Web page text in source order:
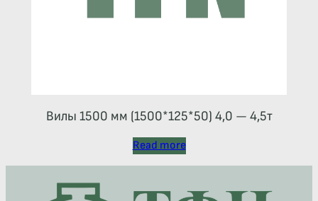
Вилы 1500 мм (1500*125*50) 4,0 — 4,5т
Read more